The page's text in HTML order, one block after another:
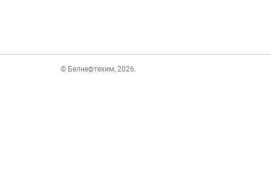
© Белнефтехим, 2026.